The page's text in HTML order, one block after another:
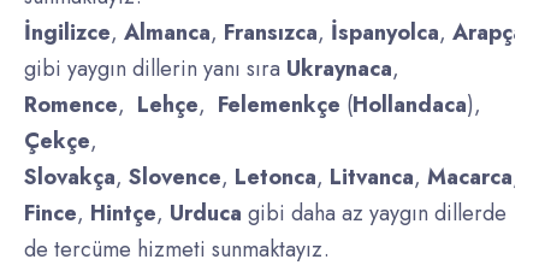
İngilizce, Almanca, Fransızca, İspanyolca, Arapça
gibi yaygın dillerin yanı sıra Ukraynaca,
Romence, Lehçe, Felemenkçe (Hollandaca),
Çekçe,
Slovakça, Slovence, Letonca, Litvanca, Macarca,
Fince, Hintçe, Urduca gibi daha az yaygın dillerde
de tercüme hizmeti sunmaktayız.